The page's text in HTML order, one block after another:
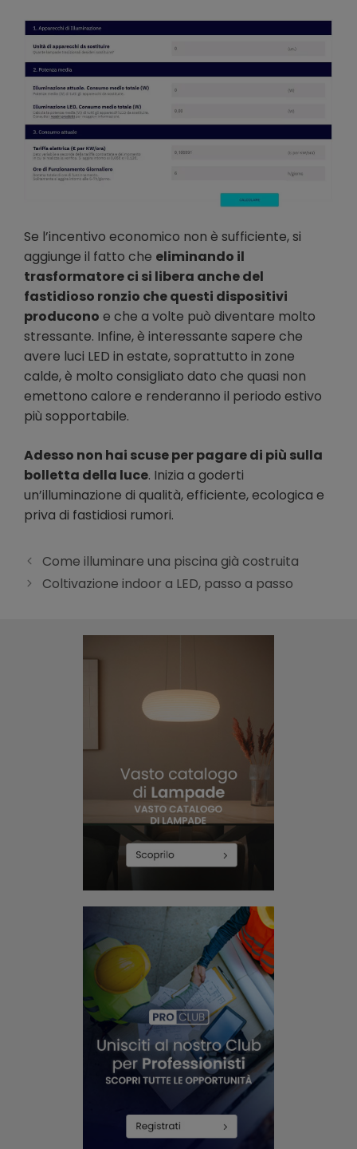
Se l’incentivo economico non è sufficiente, si
aggiunge il fatto che eliminando il
trasformatore ci si libera anche del
fastidioso ronzio che questi dispositivi
producono e che a volte può diventare molto
stressante. Infine, è interessante sapere che
avere luci LED in estate, soprattutto in zone
calde, è molto consigliato dato che quasi non
emettono calore e renderanno il periodo estivo
più sopportabile.
Adesso non hai scuse per pagare di più sulla
bolletta della luce. Inizia a goderti
un’illuminazione di qualità, efficiente, ecologica e
priva di fastidiosi rumori.
Come illuminare una piscina già costruita
Coltivazione indoor a LED, passo a passo